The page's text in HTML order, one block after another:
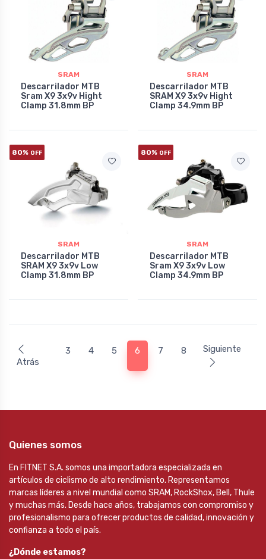
SRAM
Descarrilador MTB
Sram X9 3x9v Hight
Clamp 31.8mm BP
SRAM
Descarrilador MTB
SRAM X9 3x9v Hight
Clamp 34.9mm BP
80% OFF
SRAM
Descarrilador MTB
SRAM X9 3x9v Low
Clamp 31.8mm BP
80% OFF
SRAM
Descarrilador MTB
Sram X9 3x9v Low
Clamp 34.9mm BP
Atrás
3 4 5 6 7 8 Siguiente
Quienes somos
En FITNET S.A. somos una importadora especializada en
artículos de ciclismo de alto rendimiento. Representamos
marcas líderes a nivel mundial como SRAM, RockShox, Bell, Thule
y muchas más. Desde hace años, trabajamos con compromiso y
profesionalismo para ofrecer productos de calidad, innovación y
confianza a todo el país.
¿Dónde estamos?